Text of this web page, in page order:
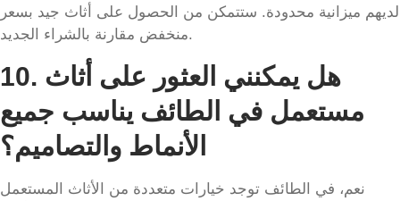
لديهم ميزانية محدودة. ستتمكن من الحصول على أثاث جيد بسعر
منخفض مقارنة بالشراء الجديد.
10. هل يمكنني العثور على أثاث
مستعمل في الطائف يناسب جميع
الأنماط والتصاميم؟
نعم، في الطائف توجد خيارات متعددة من الأثاث المستعمل